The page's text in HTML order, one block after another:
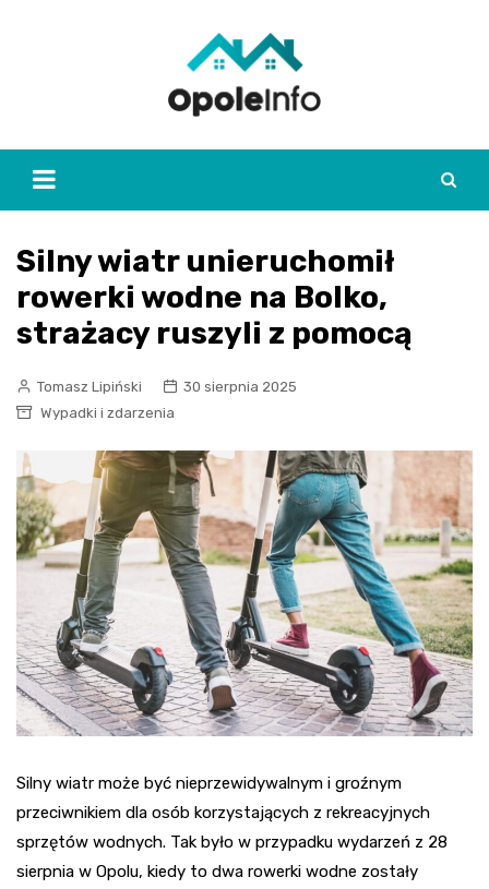
Silny wiatr unieruchomił
rowerki wodne na Bolko,
strażacy ruszyli z pomocą
Tomasz Lipiński
30 sierpnia 2025
Wypadki i zdarzenia
Silny wiatr może być nieprzewidywalnym i groźnym
przeciwnikiem dla osób korzystających z rekreacyjnych
sprzętów wodnych. Tak było w przypadku wydarzeń z 28
sierpnia w Opolu, kiedy to dwa rowerki wodne zostały